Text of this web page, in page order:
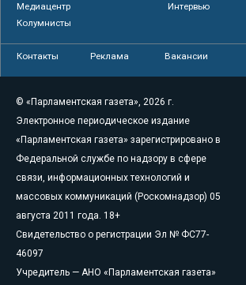
Медиацентр
Интервью
Колумнисты
Контакты Реклама Вакансии
© «Парламентская газета», 2026 г.
Электронное периодическое издание
«Парламентская газета» зарегистрировано в
Федеральной службе по надзору в сфере
связи, информационных технологий и
массовых коммуникаций (Роскомнадзор) 05
августа 2011 года. 18+
Свидетельство о регистрации Эл № ФС77-
46097
Учредитель — АНО «Парламентская газета»